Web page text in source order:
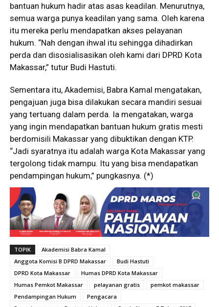
bantuan hukum hadir atas asas keadilan. Menurutnya,
semua warga punya keadilan yang sama. Oleh karena
itu mereka perlu mendapatkan akses pelayanan
hukum. “Nah dengan ihwal itu sehingga dihadirkan
perda dan disosialisasikan oleh kami dari DPRD Kota
Makassar,” tutur Budi Hastuti.
Sementara itu, Akademisi, Babra Kamal mengatakan,
pengajuan juga bisa dilakukan secara mandiri sesuai
yang tertuang dalam perda. Ia mengatakan, warga
yang ingin mendapatkan bantuan hukum gratis mesti
berdomisili Makassar yang dibuktikan dengan KTP.
“Jadi syaratnya itu adalah warga Kota Makassar yang
tergolong tidak mampu. Itu yang bisa mendapatkan
pendampingan hukum,” pungkasnya. (*)
TOPIK
Akademisi Babra Kamal
Anggota Komisi B DPRD Makassar
Budi Hastuti
DPRD Kota Makassar
Humas DPRD Kota Makassar
Humas Pemkot Makassar
pelayanan gratis
pemkot makassar
Pendampingan Hukum
Pengacara